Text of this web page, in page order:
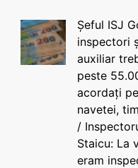
Șeful ISJ
inspectori
auxiliar
peste
acordați
navetei,
/
Staicu: La
eram